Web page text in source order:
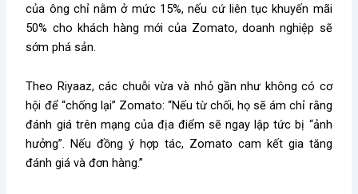
của ông chỉ nằm ở mức 15%, nếu cứ liên tục khuyến mãi
50% cho khách hàng mới của Zomato, doanh nghiệp sẽ
sớm phá sản.
Theo Riyaaz, các chuỗi vừa và nhỏ gần như không có cơ
hội để “chống lại” Zomato: “Nếu từ chối, họ sẽ ám chỉ rằng
đánh giá trên mạng của địa điểm sẽ ngay lập tức bị “ảnh
hưởng”. Nếu đồng ý hợp tác, Zomato cam kết gia tăng
đánh giá và đơn hàng.”